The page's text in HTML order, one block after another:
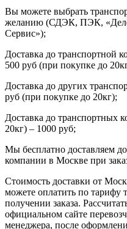
Вы можете выбрать
желанию (СДЭК, ПЭК,
Сервис»);
Доставка до транспортной
500 руб (при покупке до
Доставка до других
руб (при покупке до 20кг);
Доставка до транспортных
20кг) – 1000 руб;
Мы бесплатно доставляем
компании в Москве при
Стоимость доставки от
можете оплатить по тарифу
получении заказа.
официальном сайте
менеджера, после